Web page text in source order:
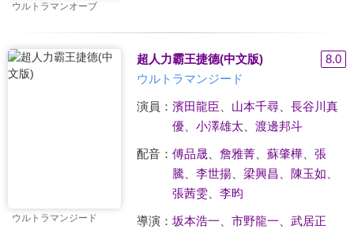
ウルトラマンオーブ
ウルトラマンジード
超人力霸王捷德(中文版)
8.0
ウルトラマンジード
演員： 濱田龍臣 山本千尋、 長谷川真
優、 小澤雄太 渡邊邦斗
配音： 傅品晟、 詹雅菁、 蘇肇樺、 張
騰
李世揚、 梁興昌 陳玉如
張茜雯、 李昀
導演： 坂本浩一 市野龍一
武居正